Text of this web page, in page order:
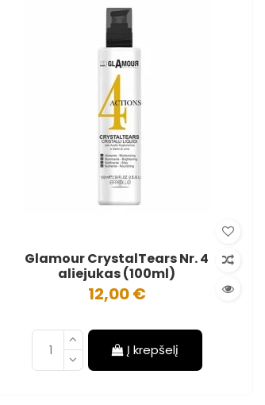
Glamour CrystalTears Nr. 4
aliejukas (100ml)
12,00 €
Į krepšelį